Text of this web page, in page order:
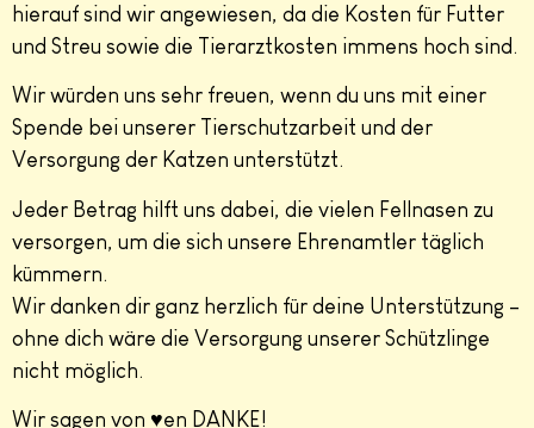
hierauf sind wir angewiesen, da die Kosten für Futter
und Streu sowie die Tierarztkosten immens hoch sind.
Wir würden uns sehr freuen, wenn du uns mit einer
Spende bei unserer Tierschutzarbeit und der
Versorgung der Katzen unterstützt.
Jeder Betrag hilft uns dabei, die vielen Fellnasen zu
versorgen, um die sich unsere Ehrenamtler täglich
kümmern.
Wir danken dir ganz herzlich für deine Unterstützung –
ohne dich wäre die Versorgung unserer Schützlinge
nicht möglich.
Wir sagen von ♥en DANKE!